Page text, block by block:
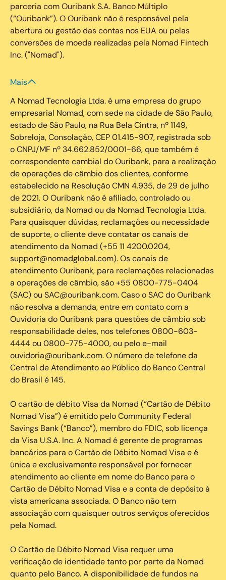
parceria com Ouribank S.A. Banco Múltiplo
(“Ouribank”). O Ouribank não é responsável pela
abertura ou gestão das contas nos EUA ou pelas
conversões de moeda realizadas pela Nomad Fintech
Inc. ("Nomad").
Mais
A Nomad Tecnologia Ltda. é uma empresa do grupo
empresarial Nomad, com sede na cidade de São Paulo,
estado de São Paulo, na Rua Bela Cintra, nº 1149,
Sobreloja, Consolação, CEP 01.415-907, registrada sob
o CNPJ/MF nº 34.662.852/0001-66, que também é
correspondente cambial do Ouribank, para a realização
de operações de câmbio dos clientes, conforme
estabelecido na Resolução CMN 4.935, de 29 de julho
de 2021. O Ouribank não é afiliado, controlado ou
subsidiário, da Nomad ou da Nomad Tecnologia Ltda.
Para quaisquer dúvidas, reclamações ou necessidade
de suporte, o cliente deve contatar os canais de
atendimento da Nomad (+55 11 4200.0204,
support@nomadglobal.com). Os canais de
atendimento Ouribank, para reclamações relacionadas
a operações de câmbio, são +55 0800-775-0404
(SAC) ou SAC@ouribank.com. Caso o SAC do Ouribank
não resolva a demanda, entre em contato com a
Ouvidoria do Ouribank para questões de câmbio sob
responsabilidade deles, nos telefones 0800-603-
4444 ou 0800-775-4000, ou pelo e-mail
ouvidoria@ouribank.com. O número de telefone da
Central de Atendimento ao Público do Banco Central
do Brasil é 145.
O cartão de débito Visa da Nomad (“Cartão de Débito
Nomad Visa”) é emitido pelo Community Federal
Savings Bank (“Banco”), membro do FDIC, sob licença
da Visa U.S.A. Inc. A Nomad é gerente de programas
bancários para o Cartão de Débito Nomad Visa e é
única e exclusivamente responsável por fornecer
atendimento ao cliente em nome do Banco para o
Cartão de Débito Nomad Visa e a conta de depósito à
vista americana associada. O Banco não tem
associação com quaisquer outros serviços oferecidos
pela Nomad.
O Cartão de Débito Nomad Visa requer uma
verificação de identidade tanto por parte da Nomad
quanto pelo Banco. A disponibilidade de fundos na